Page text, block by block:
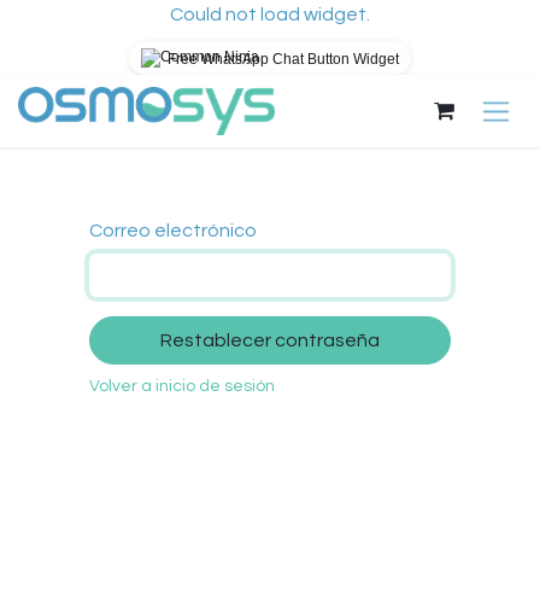
Could not load widget.
Free WhatsApp Chat Button Widget
Ir al contenido
Correo electrónico
Restablecer contraseña
Volver a inicio de sesión